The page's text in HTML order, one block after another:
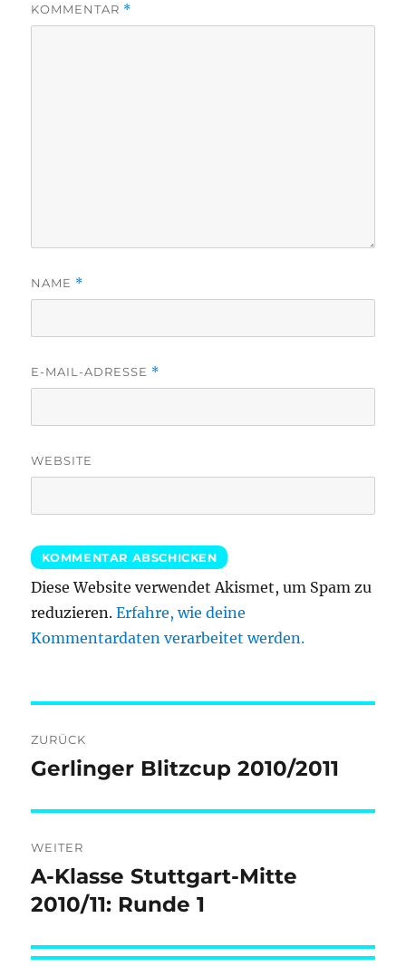
KOMMENTAR *
NAME *
E-MAIL-ADRESSE *
WEBSITE
Diese Website verwendet Akismet, um Spam zu
reduzieren.Erfahre, wie deine
Kommentardaten verarbeitet werden.
ZURÜCK
Vorheriger
Gerlinger Blitzcup 2010/2011
WEITER
Nächster
Beitrag:
A-Klasse Stuttgart-Mitte
2010/11: Runde 1